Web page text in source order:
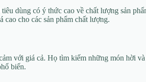
dùng có ý thức cao về chất lượng sản
cao cho các sản phẩm chất lượng.
với giá cả. Họ tìm kiếm những món hời
biến.